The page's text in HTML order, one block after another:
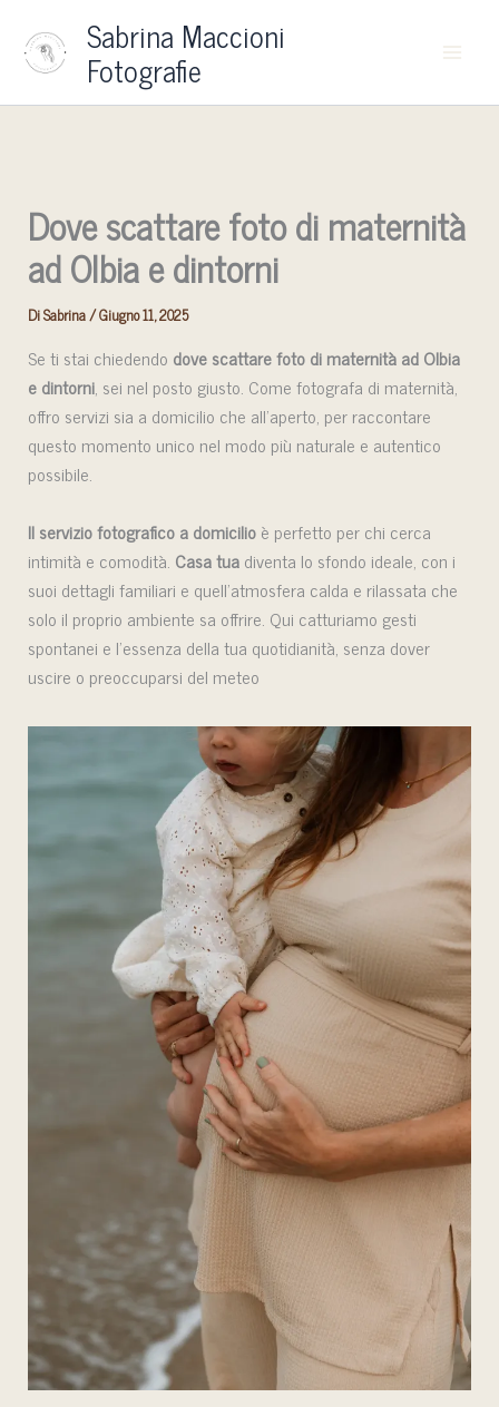
contenuto
Sabrina Maccioni
Fotografie
Dove scattare foto di maternità
ad Olbia e dintorni
DiSabrina/Giugno 11, 2025
Se ti stai chiedendo dove scattare foto di maternità ad Olbia
e dintorni, sei nel posto giusto. Come fotografa di maternità,
offro servizi sia a domicilio che all’aperto, per raccontare
questo momento unico nel modo più naturale e autentico
possibile.
Il servizio fotografico a domicilioè perfetto per chi cerca
intimità e comodità. Casa tuadiventa lo sfondo ideale, con i
suoi dettagli familiari e quell’atmosfera calda e rilassata che
solo il proprio ambiente sa offrire. Qui catturiamo gesti
spontanei e l’essenza della tua quotidianità, senza dover
uscire o preoccuparsi del meteo